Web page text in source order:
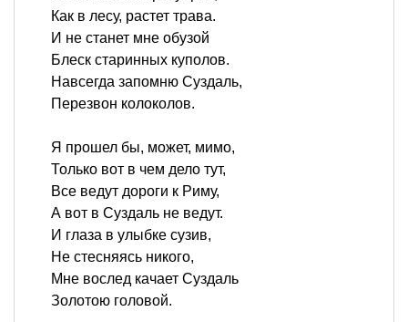
Как в лесу, растет трава.
И не станет мне обузой
Блеск старинных куполов.
Навсегда запомню Суздаль,
Перезвон колоколов.
Я прошел бы, может, мимо,
Только вот в чем дело тут,
Все ведут дороги к Риму,
А вот в Суздаль не ведут.
И глаза в улыбке сузив,
Не стесняясь никого,
Мне вослед качает Суздаль
Золотою головой.